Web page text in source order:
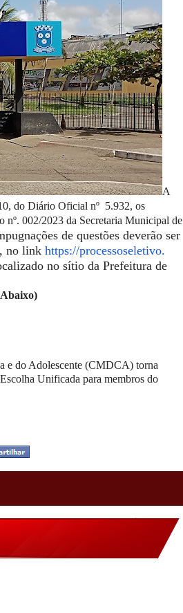
A
do Diário Oficial nº 5.932, os
nº. 002/2023 da Secretaria Municipal de
de questões deverão ser
no link https://processoseletivo.
no sítio da Prefeitura de
e do Adolescente (CMDCA) torna
Unificada para membros do